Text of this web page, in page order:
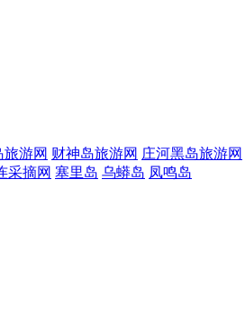
游网 财神岛旅游网 庄河黑岛旅游网
采摘网 塞里岛 乌蟒岛 凤鸣岛